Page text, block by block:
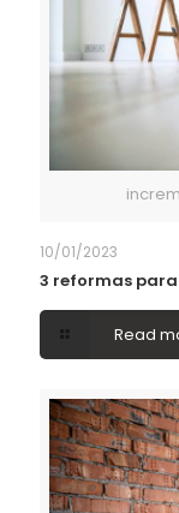
10/01/2023
3 reformas
Read